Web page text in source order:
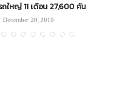
ใหญ่ 11 เดือน 27,600 คัน
December 20, 2019